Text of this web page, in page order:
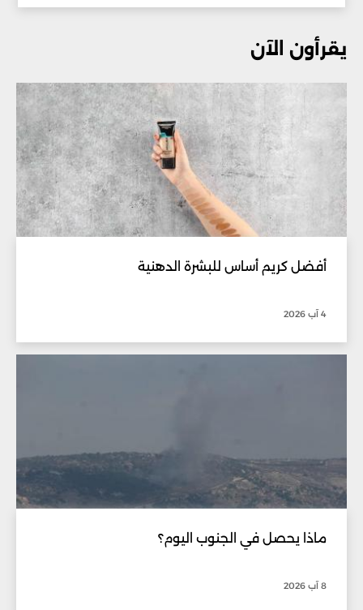
يقرأون الآن
أفضل كريم أساس للبشرة الدهنية
4 آب 2026
ماذا يحصل في الجنوب اليوم؟
8 آب 2026